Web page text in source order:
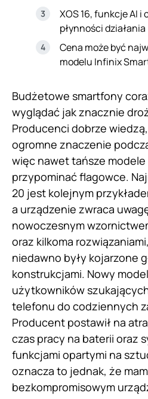
XOS 16, funkcje AI i
płynności działania
Cena może być
modelu Infinix
Budżetowe smartfony
wyglądać jak znacznie
Producenci dobrze
ogromne znaczenie
więc nawet tańsze
przypominać flagowce.
20 jest kolejnym
a urządzenie zwraca
nowoczesnym
oraz kilkoma
niedawno były kojarzone
konstrukcjami. Nowy
użytkowników
telefonu do codziennych
Producent postawił na
czas pracy na baterii oraz
funkcjami opartymi na
oznacza to jednak, że
bezkompromisowym